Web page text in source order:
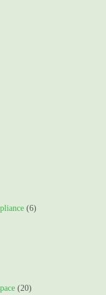
(6)
(20)